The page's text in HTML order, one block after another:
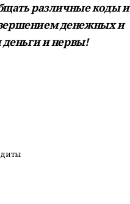
различные коды и
денежных и
деньги и нервы!